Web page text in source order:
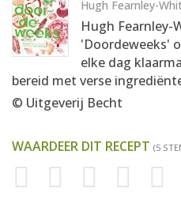
Hugh Fearnley-
Hugh
'Doordeweeks'
elke dag
bereid met verse
© Uitgeverij Becht
WAARDEER DIT RECEPT (5